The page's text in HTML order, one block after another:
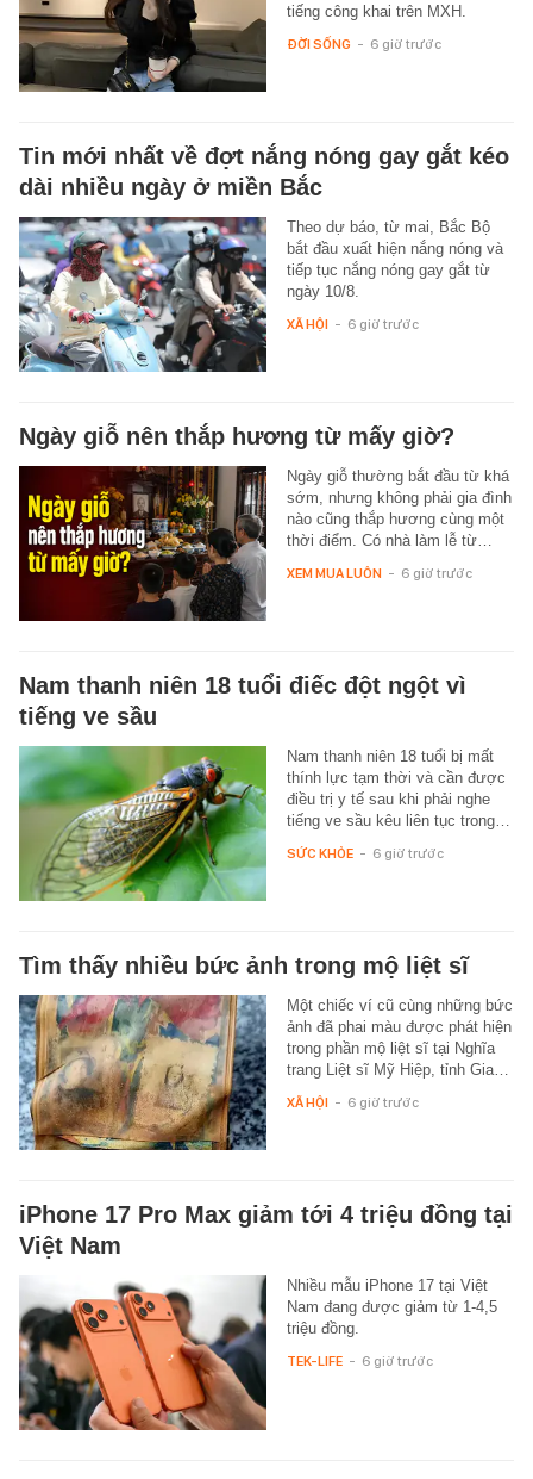
tiếng công khai trên MXH.
ĐỜI SỐNG - 6 giờ trước
Tin mới nhất về đợt nắng nóng gay gắt kéo
dài nhiều ngày ở miền Bắc
Theo dự báo, từ mai, Bắc Bộ
bắt đầu xuất hiện nắng nóng và
tiếp tục nắng nóng gay gắt từ
ngày 10/8.
XÃ HỘI - 6 giờ trước
Ngày giỗ nên thắp hương từ mấy giờ?
Ngày giỗ thường bắt đầu từ khá
sớm, nhưng không phải gia đình
nào cũng thắp hương cùng một
thời điểm. Có nhà làm lễ từ…
XEM MUA LUÔN - 6 giờ trước
Nam thanh niên 18 tuổi điếc đột ngột vì
tiếng ve sầu
Nam thanh niên 18 tuổi bị mất
thính lực tạm thời và cần được
điều trị y tế sau khi phải nghe
tiếng ve sầu kêu liên tục trong…
SỨC KHỎE - 6 giờ trước
Tìm thấy nhiều bức ảnh trong mộ liệt sĩ
Một chiếc ví cũ cùng những bức
ảnh đã phai màu được phát hiện
trong phần mộ liệt sĩ tại Nghĩa
trang Liệt sĩ Mỹ Hiệp, tỉnh Gia…
XÃ HỘI - 6 giờ trước
iPhone 17 Pro Max giảm tới 4 triệu đồng tại
Việt Nam
Nhiều mẫu iPhone 17 tại Việt
Nam đang được giảm từ 1-4,5
triệu đồng.
TEK-LIFE - 6 giờ trước